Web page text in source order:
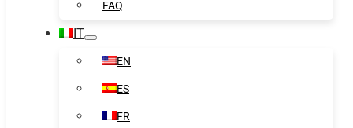
FAQ
IT
EN
ES
FR